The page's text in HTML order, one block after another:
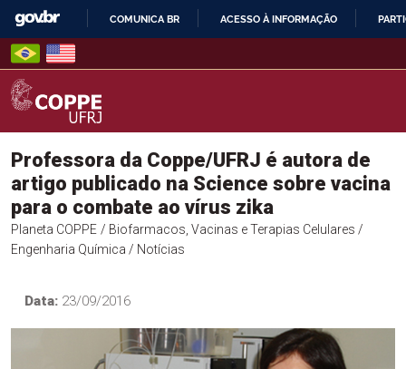
Skip
content
PARA
COMUNICA BR ACESSO À INFORMAÇÃO
COPPE – UFRJ
Professora da Coppe/UFRJ é autora de
artigo publicado na Science sobre vacina
para o combate ao vírus zika
Planeta COPPE / Biofarmacos, Vacinas e Terapias Celulares /
Engenharia Química / Notícias
Data: 23/09/2016